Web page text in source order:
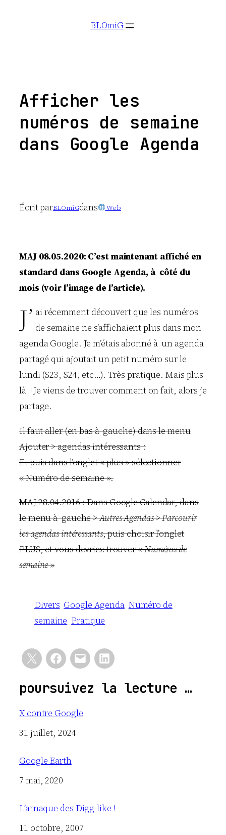
BLOmiG
Afficher les
numéros de semaine
dans Google Agenda
Écrit parBLOmiGdans Web
MAJ 08.05.2020: C’est maintenant affiché en
standard dans Google Agenda, à côté du
mois (voir l’image de l’article).
J’ ai récemment découvert que les numéros
de semaine ne s’affichaient plus dans mon
agenda Google. Je m’étais abonné à un agenda
partagé qui ajoutait un petit numéro sur le
lundi (S23, S24, etc…). Très pratique. Mais plus
là ! Je viens de trouver comment on fait, alors je
partage.
Il faut aller (en bas à gauche) dans le menu
Ajouter > agendas intéressants :
Et puis dans l’onglet « plus » sélectionner
« Numéro de semaine ».
MAJ 28.04.2016 : Dans Google Calendar, dans
le menu à gauche >Autres Agendas>Parcourir
les agendas intéressants, puis choisir l’onglet
PLUS, et vous devriez trouver «Numéros de
semaine»
Divers Google Agenda Numéro de
semaine Pratique
poursuivez la lecture …
X contre Google
Date
31 juillet, 2024
Google Earth
Date
7 mai, 2020
L’arnaque des Digg-like !
Date
11 octobre, 2007